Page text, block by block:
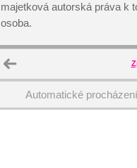
majetková autorská práva k
osoba.
Automatické